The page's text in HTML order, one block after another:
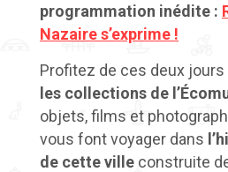
programmation inédite :
Nazaire s’exprime !
Profitez de ces deux jours
les collections de
objets, films et
vous font voyager dans
de cette ville construite